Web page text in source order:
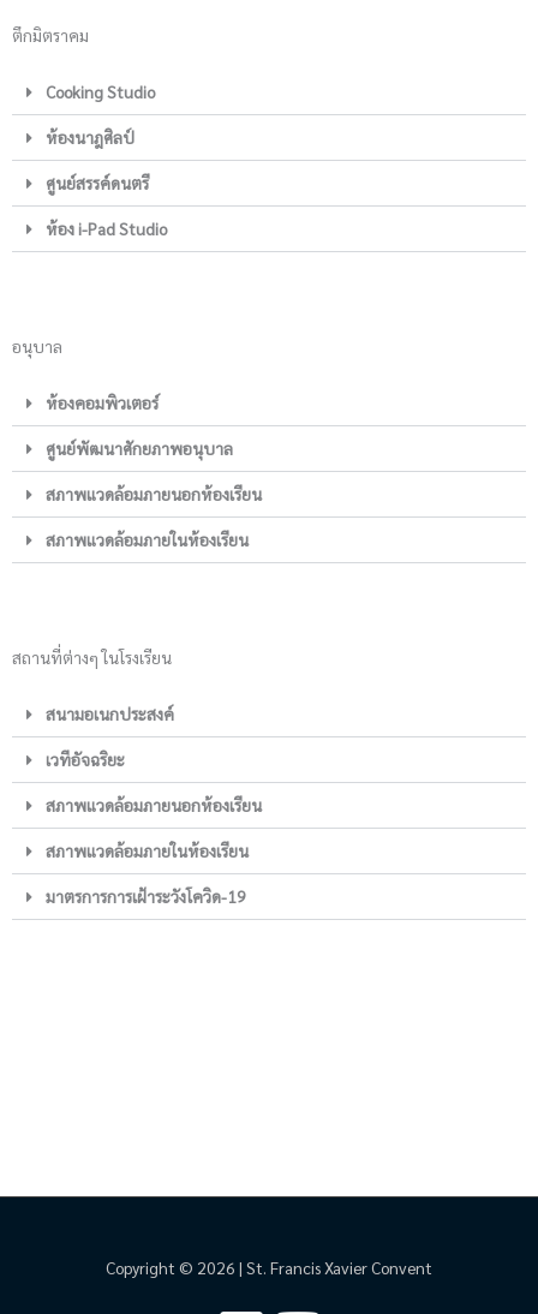
ตึกมิตราคม
Cooking Studio
ห้องนาฎศิลป์
ศูนย์สรรค์ดนตรี
ห้อง i-Pad Studio
อนุบาล
ห้องคอมพิวเตอร์
ศูนย์พัฒนาศักยภาพอนุบาล
สภาพแวดล้อมภายนอกห้องเรียน
สภาพแวดล้อมภายในห้องเรียน
สถานที่ต่างๆ ในโรงเรียน
สนามอเนกประสงค์
เวทีอัจฉริยะ
สภาพแวดล้อมภายนอกห้องเรียน
สภาพแวดล้อมภายในห้องเรียน
มาตรการการเฝ้าระวังโควิด-19
Copyright © 2026 | St. Francis Xavier Convent